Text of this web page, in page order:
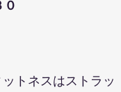
０
ットネスはストラッ